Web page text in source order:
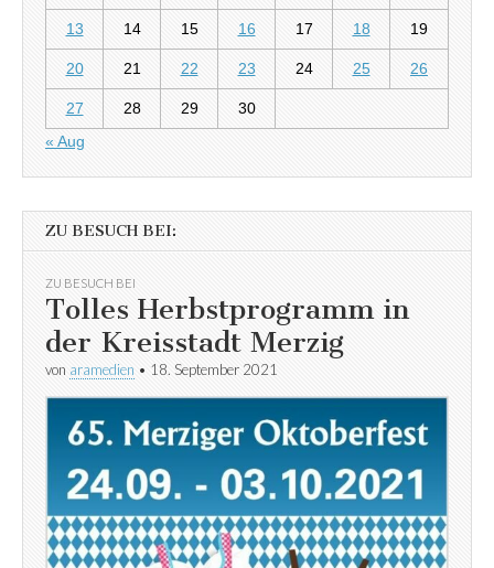
13 14 15 16 17 18 19
20 21 22 23 24 25 26
27 28 29
30
« Aug
ZU BESUCH BEI:
ZU BESUCH BEI
Tolles Herbstprogramm in
der Kreisstadt Merzig
von aramedien • 18. September 2021